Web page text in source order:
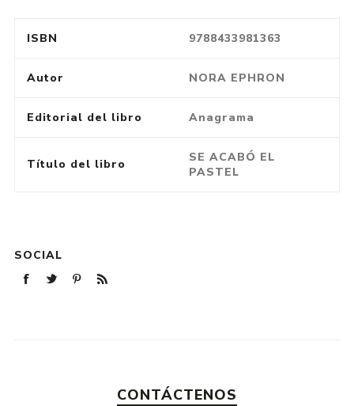
ISBN 9788433981363
Autor NORA EPHRON
Editorial del libro Anagrama
Título del libro
SE ACABÓ EL
PASTEL
SOCIAL
CONTÁCTENOS